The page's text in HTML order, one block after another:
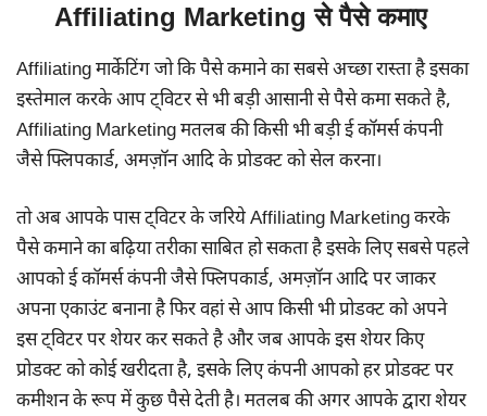
Affiliating Marketing से पैसे कमाए
Affiliating मार्केटिंग जो कि पैसे कमाने का सबसे अच्छा रास्ता है इसका
इस्तेमाल करके आप ट्विटर से भी बड़ी आसानी से पैसे कमा सकते है,
Affiliating Marketing मतलब की किसी भी बड़ी ई कॉमर्स कंपनी
जैसे फ्लिपकार्ड, अमज़ॉन आदि के प्रोडक्ट को सेल करना।
तो अब आपके पास ट्विटर के जरिये Affiliating Marketing करके
पैसे कमाने का बढ़िया तरीका साबित हो सकता है इसके लिए सबसे पहले
आपको ई कॉमर्स कंपनी जैसे फ्लिपकार्ड, अमज़ॉन आदि पर जाकर
अपना एकाउंट बनाना है फिर वहां से आप किसी भी प्रोडक्ट को अपने
इस ट्विटर पर शेयर कर सकते है और जब आपके इस शेयर किए
प्रोडक्ट को कोई खरीदता है, इसके लिए कंपनी आपको हर प्रोडक्ट पर
कमीशन के रूप में कुछ पैसे देती है। मतलब की अगर आपके द्वारा शेयर